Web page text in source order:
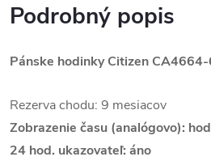
Podrobný popis
Pánske hodinky Citizen CA4664-
Rezerva chodu: 9 mesiacov
Zobrazenie času (analógovo):
24 hod. ukazovateľ: áno